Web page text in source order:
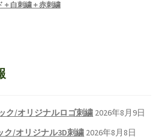
＋白刺繍＋赤刺繍
ク/オリジナルロゴ刺繍 2026年8月9日
ク/オリジナル3D刺繍 2026年8月8日